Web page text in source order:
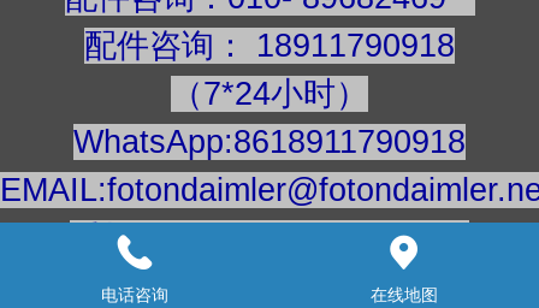
配件咨询 ： 18911790918
（7*24小时）
WhatsApp:8618911790918
手机/微信：18911790918
建议用电脑浏览更清楚
电话咨询 在线地图